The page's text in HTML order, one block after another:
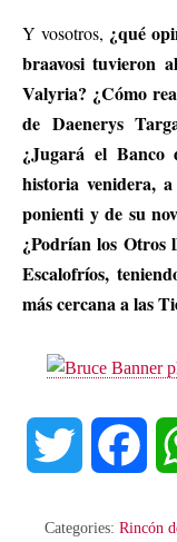
Y vosotros, ¿qué
braavosi tuvieron
Valyria? ¿Cómo
de Daenerys
¿Jugará el
historia venidera,
ponienti y de su
¿Podrían los Otros
Escalofríos,
más cercana a las
Categories: Rincón